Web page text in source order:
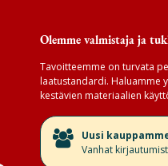
Olemme valmistaja ja
Tavoitteemme on turvata
laatustandardi. Haluamme
kestävien materiaalien
​Uusi
Vanhat